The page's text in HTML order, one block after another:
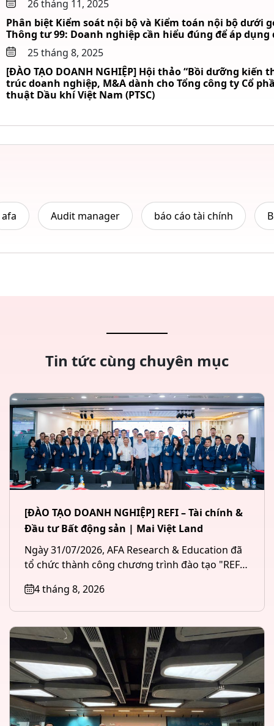
26 tháng 11, 2025
Phân biệt Kiểm soát nội bộ và Kiểm toán nội bộ dưới
Thông tư 99: Doanh nghiệp cần hiểu đúng để áp dụng
25 tháng 8, 2025
[ĐÀO TẠO DOANH NGHIỆP] Hội thảo “Bồi dưỡng kiến
trúc doanh nghiệp, M&A dành cho Tổng công ty Cổ
thuật Dầu khí Việt Nam (PTSC)
afa Audit manager báo cáo tài chính
Tin tức cùng chuyên mục
[ĐÀO TẠO DOANH NGHIỆP] REFI – Tài chính &
Đầu tư Bất động sản | Mai Việt Land
Ngày 31/07/2026, AFA Research & Education đã
tổ chức thành công chương trình đào tạo "REFI
4 tháng 8, 2026